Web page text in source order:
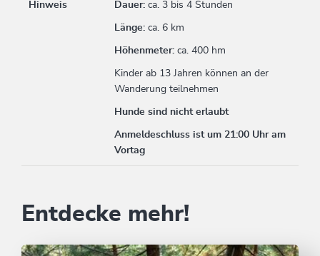
Hinweis Dauer: ca. 3 bis 4 Stunden
Länge:ca. 6 km
Höhenmeter:ca. 400 hm
Kinder ab 13 Jahren können an der
Wanderung teilnehmen
Hunde sind nicht erlaubt
Anmeldeschluss ist um 21:00 Uhr am
Vortag
Entdecke mehr!